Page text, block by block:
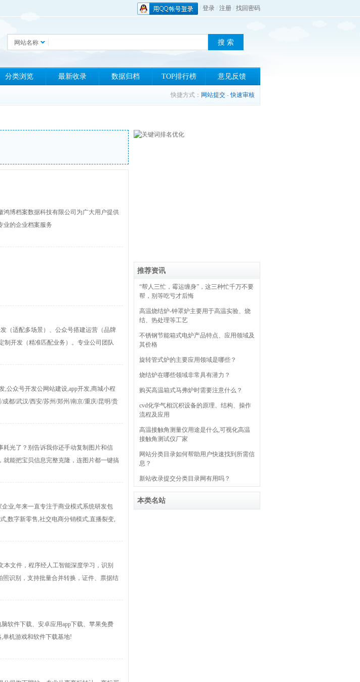
/ 登录 / 注册 / 找回密码
网站名称
分类浏览 最新收录 数据归档 TOP排行榜 意见反馈
快捷方式： 网站提交 -快速审核
博档案数据科技有限公司为广大用户提供
业的企业档案服务
（适配多场景）、公众号搭建运营（品牌
制开发（精准匹配业务）。专业公司团队
，助力降本增效、抢占市场先机！
公众号开发公网站建设,app开发,商城小程
都/武汉/西安/苏州/郑州/南京/重庆/昆明/贵
情,请联系我们。
光了？别告诉我你还手动复制图片和信
能把宝贝信息完整克隆，连图片都一键搞
为像你这样的电商达人设计。无论是搬
喊痛的那种。告别繁琐，拥抱高效。你的
业,年来一直专注于商业模式系统研发包
,数字新零售,社交电商分销模式,直播裂变,
方位提供解决方案.
本文件，程序经人工智能深度学习，识别
识别，支持批量合并转换，证件、票据结
软件下载、安卓应用app下载、苹果免费
单机游戏和软件下载基地!
推荐资讯
“帮人三忙，霉运缠身”，这三种忙千万不要
帮，别等吃亏才后悔
高温烧结炉-钟罩炉主要用于高温实验、烧
结、热处理等工艺
不锈钢节能箱式电炉产品特点、应用领域及
其价格
旋转管式炉的主要应用领域是哪些？
烧结炉在哪些领域非常具有潜力？
购买高温箱式马弗炉时需要注意什么？
cvd化学气相沉积设备的原理、结构、操作
流程及应用
高温接触角测量仪用途是什么,可视化高温
接触角测试仪厂家
网站分类目录如何帮助用户快速找到所需信
息？
新站收录提交分类目录网有用吗？
本类名站